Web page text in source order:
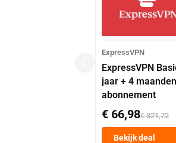
ExpressVPN
ExpressVPN
jaar + 4 maanden
abonnement
€ 66,98€ 321,72
Bekijk deal